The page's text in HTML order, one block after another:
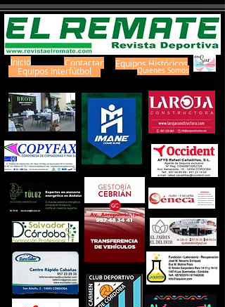
Inicio Contactar
Equipos Interfútbol
Equipos Históricos
Quienes Somos